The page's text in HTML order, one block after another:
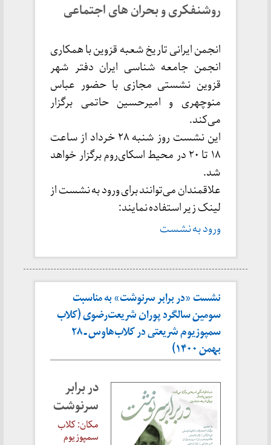
روشنفکری و بحران های اجتماعی
انجمن ایرانی تاریخ شعبه قزوین با همکاری
انجمن جامعه شناسی ایران دفتر شهر
قزوین نشستی مجازی با حضور عباس
منوچهری و امیرحسین حاتمی برگزار
می‌کند.
این نشست روز شنبه ۲۸ خرداد از ساعت
۱۸ تا ۲۰ در محیط اسکای‌روم برگزار خواهد
شد.
علاقمندان می‌توانند برای ورود به نشست از
لینک زیر استفاده نمایند:
ورود به نشست
نشست «در برابر سرنوشت» به مناسبت
سومین سالگرد پوران شریعت‌رضوی (کلاب
سمپوزیوم شریعتی در کلاب‌هاوس ـ ۲۸
بهمن ۱۴۰۰)
در برابر
سرنوشت
مکان: کلاب
سمپوزیوم